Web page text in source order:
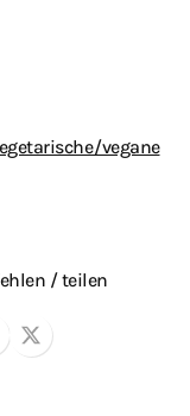
/ vegane
/ teilen